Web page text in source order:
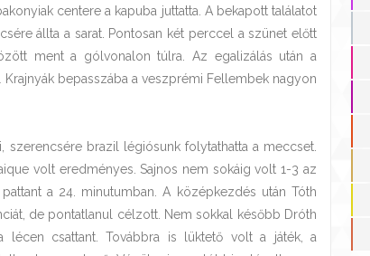
centere a kapuba juttatta. A bekapott találatot
állta a sarat. Pontosan két perccel a szünet előtt
ment a gólvonalon túlra. Az egalizálás után a
bepasszába a veszprémi Fellembek nagyon
brazil légiósunk folytathatta a meccset.
volt eredményes. Sajnos nem sokáig volt 1-3 az
a 24. minutumban. A középkezdés után Tóth
de pontatlanul célzott. Nem sokkal később Dróth
lécen csattant. Továbbra is lüktető volt a játék, a